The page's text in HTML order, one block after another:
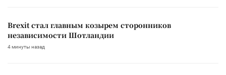
Brexit стал главным козырем сторонников
независимости Шотландии
4 минуты назад